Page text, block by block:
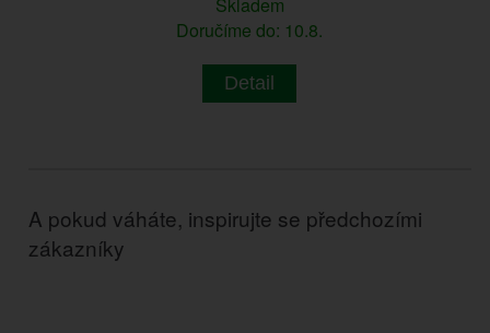
Doručíme do: 10.8.
Detail
A pokud váháte, inspirujte se předchozími
zákazníky